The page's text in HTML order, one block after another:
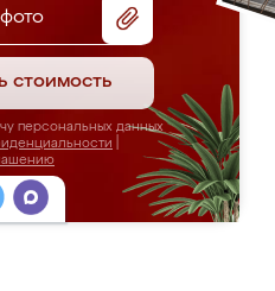
стоимость
персональных данных